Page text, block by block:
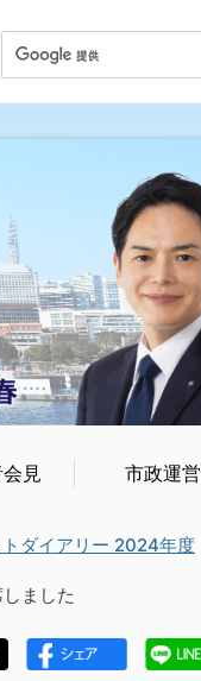
見 市政運営
ダイアリー 2024年度
ました